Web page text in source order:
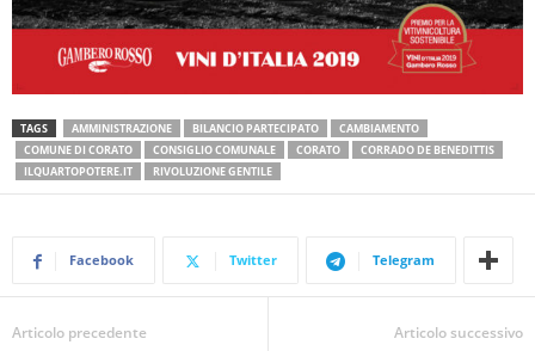
TAGS AMMINISTRAZIONE BILANCIO PARTECIPATO
CAMBIAMENTO
COMUNE DI CORATO
CONSIGLIO COMUNALE CORATO
CORRADO DE BENEDITTIS
ILQUARTOPOTERE.IT
RIVOLUZIONE GENTILE
Facebook Twitter Telegram
Articolo precedente Articolo successivo